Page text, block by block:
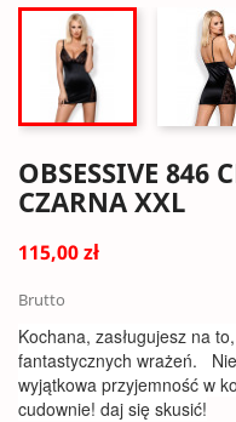
OBSESSIVE 846
CZARNA XXL
115,00 zł
Brutto
Kochana, zasługujesz na
fantastycznych wrażeń.
wyjątkowa przyjemność w
cudownie! daj się skusić!